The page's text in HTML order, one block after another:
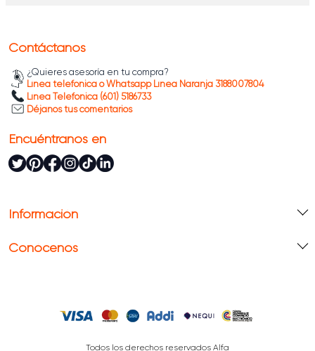
¡Descubre tu diseño favorito en esta línea de
Información
Conócenos
Contáctanos
¿Quieres asesoría en tu compra?
Línea telefónica o Whatsapp Línea Naranja 3188007804
Línea Telefónica (601) 5186733
Déjanos tus comentarios
Encuéntranos en
Todos los derechos reservados Alfa